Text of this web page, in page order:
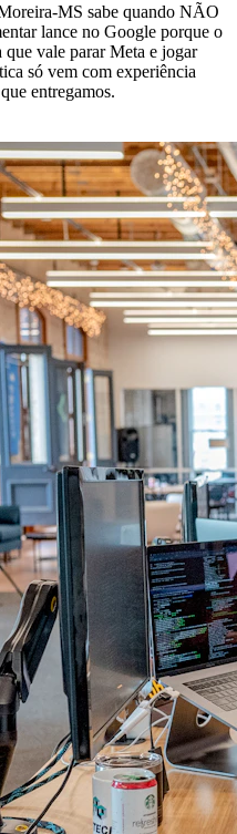
MS sabe quando NÃO
lance no Google porque o
que vale parar Meta e jogar
só vem com experiência
entregamos.